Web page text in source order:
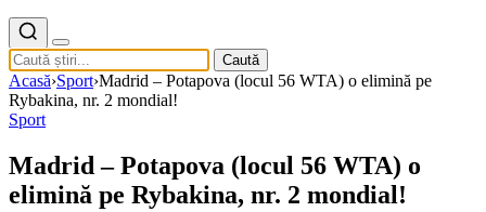
Caută
Acasă›Sport›Madrid – Potapova (locul 56 WTA) o elimină pe
Rybakina, nr. 2 mondial!
Sport
Madrid – Potapova (locul 56 WTA) o
elimină pe Rybakina, nr. 2 mondial!